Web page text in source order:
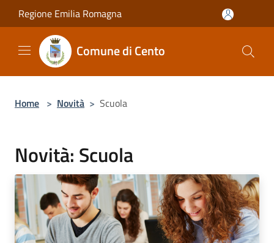
Salta al contenuto principale
Regione Emilia Romagna
Comune di Cento
Home > Novità > Scuola
Novità: Scuola